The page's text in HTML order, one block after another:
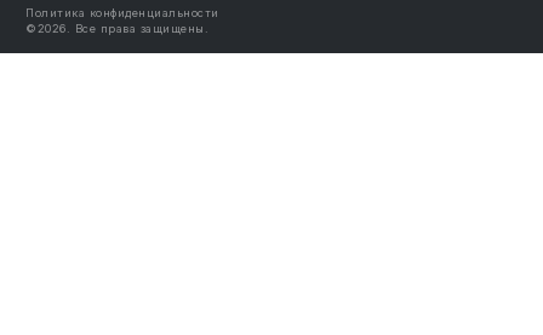
Политика конфиденциальности
©2026. Все права защищены.